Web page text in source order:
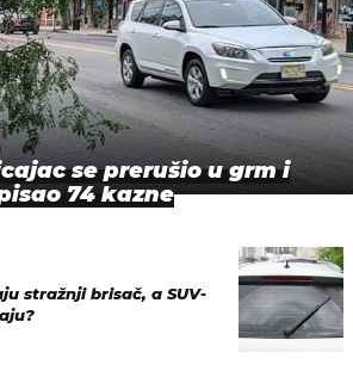
se prerušio u grm i
74 kazne
stražnji brisač, a SUV-